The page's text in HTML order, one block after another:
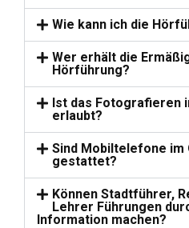
Wie kann ich die
Wer erhält die
Hörführung?
Ist das Fotografieren
erlaubt?
Sind Mobiltelefone
gestattet?
Können Stadtführer,
Lehrer Führungen
Information machen?